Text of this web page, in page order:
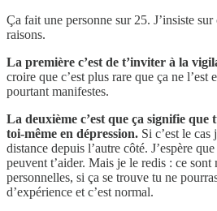
Ça fait une personne sur 25. J’insiste
raisons.
La première c’est de t’inviter à la
croire que c’est plus rare que ça ne l’est
pourtant manifestes.
La deuxième c’est que ça signifie que
toi-même en dépression. Si c’est le
distance depuis l’autre côté. J’espère
peuvent t’aider. Mais je le redis : ce sont
personnelles, si ça se trouve tu ne
d’expérience et c’est normal.